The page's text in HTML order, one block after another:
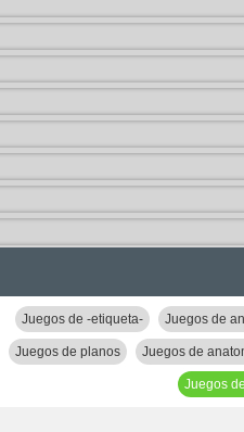
Juegos de -etiqueta- Juegos de
Juegos de planos Juegos de
Juegos